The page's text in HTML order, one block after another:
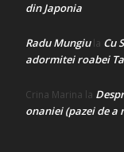
din Japonia
Radu Mungiula Cu
adormitei roabei
Crina Marina la
onaniei (pazei de a